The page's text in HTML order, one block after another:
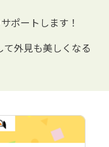
ポートします！
外見も美しくなる